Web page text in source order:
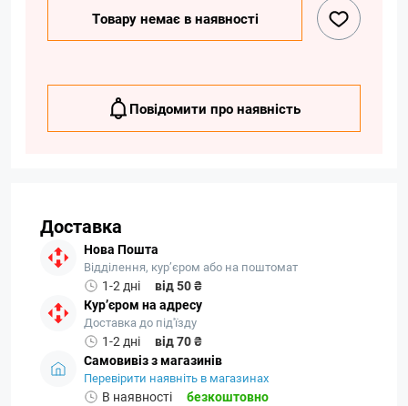
Товару немає в наявності
Повідомити про наявність
Доставка
Нова Пошта
Відділення, кур’єром або на поштомат
1-2 дні
від 50 ₴
Кур’єром на адресу
Доставка до під'їзду
1-2 дні
від 70 ₴
Самовивіз з магазинів
Перевірити наявніть в магазинах
В наявності безкоштовно